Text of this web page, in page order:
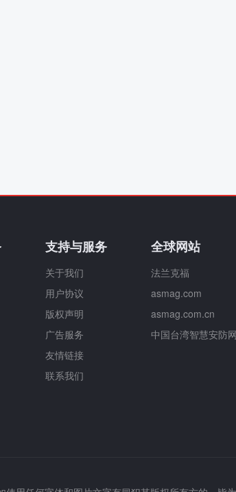
支持与服务
关于我们
用户协议
版权声明
广告服务
友情链接
联系我们
全球网站
法兰克福
asmag.com
asmag.com.cn
中国台湾智慧安防网